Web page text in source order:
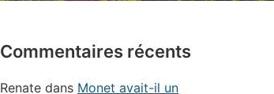
Commentaires récents
Renate dans Monet avait-il un